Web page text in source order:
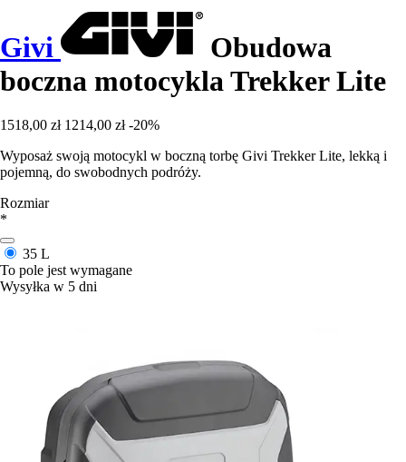
Givi
Obudowa
boczna motocykla Trekker Lite
1518,00 zł 1214,00 zł -20%
Wyposaż swoją motocykl w boczną torbę Givi Trekker Lite, lekką i
pojemną, do swobodnych podróży.
Rozmiar
*
35 L
To pole jest wymagane
Wysyłka w 5 dni